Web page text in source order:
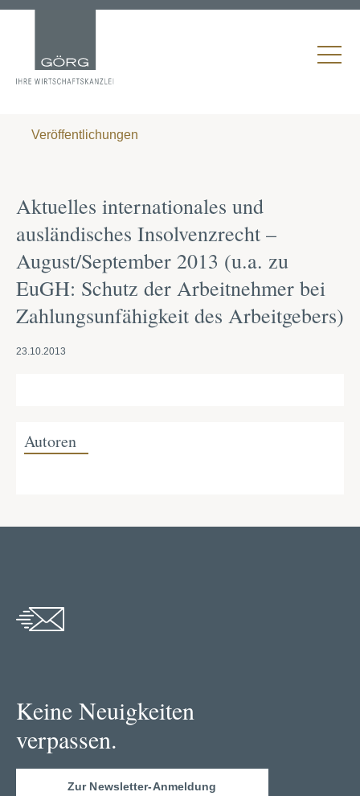
Veröffentlichungen
Aktuelles internationales und
ausländisches Insolvenzrecht –
August/September 2013 (u.a. zu
EuGH: Schutz der Arbeitnehmer bei
Zahlungsunfähigkeit des Arbeitgebers)
23.10.2013
Autoren
Keine Neuigkeiten
verpassen.
Zur Newsletter-Anmeldung